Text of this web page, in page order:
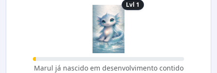
Lvl 1
Marul já nascido em desenvolvimento contido